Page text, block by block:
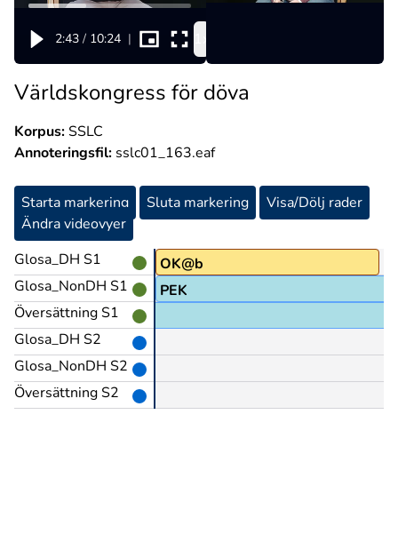
2:43 / 10:24 |
Världskongress för döva
Korpus:SSLC
Annoteringsfil: sslc01_163.eaf
Starta markering Sluta markering
Visa/Dölj rader
Ändra videovyer
Glosa_DH S1
Glosa_NonDH S1
Översättning S1
Glosa_DH S2
Glosa_NonDH S2
Översättning S2
OK@b
PEK